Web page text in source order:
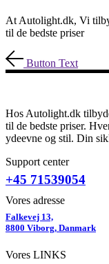
At Autolight.dk, Vi
til de bedste priser
Button Text
Hos Autolight.dk
til de bedste priser.
ydeevne og stil. Din
Support center
+45 71539054
Vores adresse
Falkevej 13,
8800 Viborg, Danmark
Vores LINKS